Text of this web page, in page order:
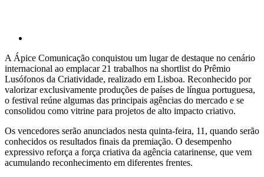
A Ápice Comunicação conquistou um lugar de destaque no cenário
internacional ao emplacar 21 trabalhos na shortlist do Prêmio
Lusófonos da Criatividade, realizado em Lisboa. Reconhecido por
valorizar exclusivamente produções de países de língua portuguesa,
o festival reúne algumas das principais agências do mercado e se
consolidou como vitrine para projetos de alto impacto criativo.
Os vencedores serão anunciados nesta quinta-feira, 11, quando serão
conhecidos os resultados finais da premiação. O desempenho
expressivo reforça a força criativa da agência catarinense, que vem
acumulando reconhecimento em diferentes frentes.